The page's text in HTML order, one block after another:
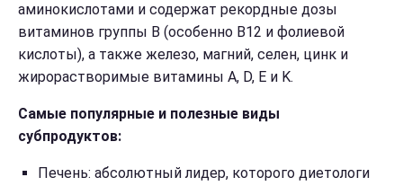
аминокислотами и содержат рекордные дозы
витаминов группы В (особенно B12 и фолиевой
кислоты), а также железо, магний, селен, цинк и
жирорастворимые витамины A, D, E и K.
Самые популярные и полезные виды
субпродуктов:
Печень: абсолютный лидер, которого диетологи